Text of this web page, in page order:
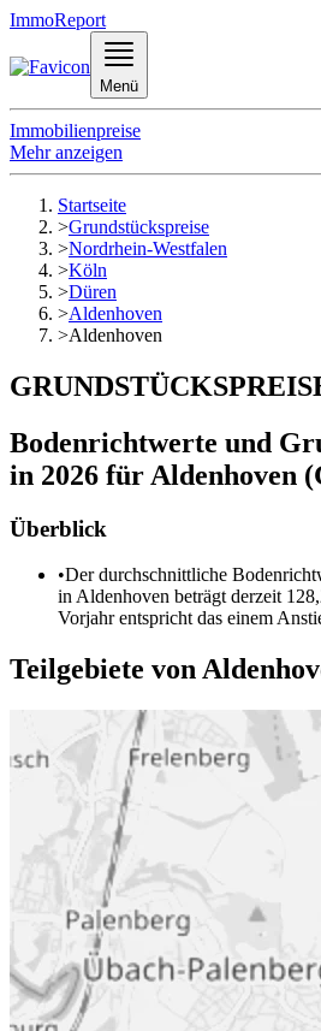
ImmoReport
Menü
Immobilienpreise
Mehr anzeigen
Startseite
>Grundstückspreise
>Nordrhein-Westfalen
>Köln
>Düren
>Aldenhoven
>Aldenhoven
Bodenrichtwerte und
in 2026 für Aldenhoven
Überblick
•Der durchschnittliche
in Aldenhoven beträgt derzeit
Vorjahr entspricht das einem
Teilgebiete von